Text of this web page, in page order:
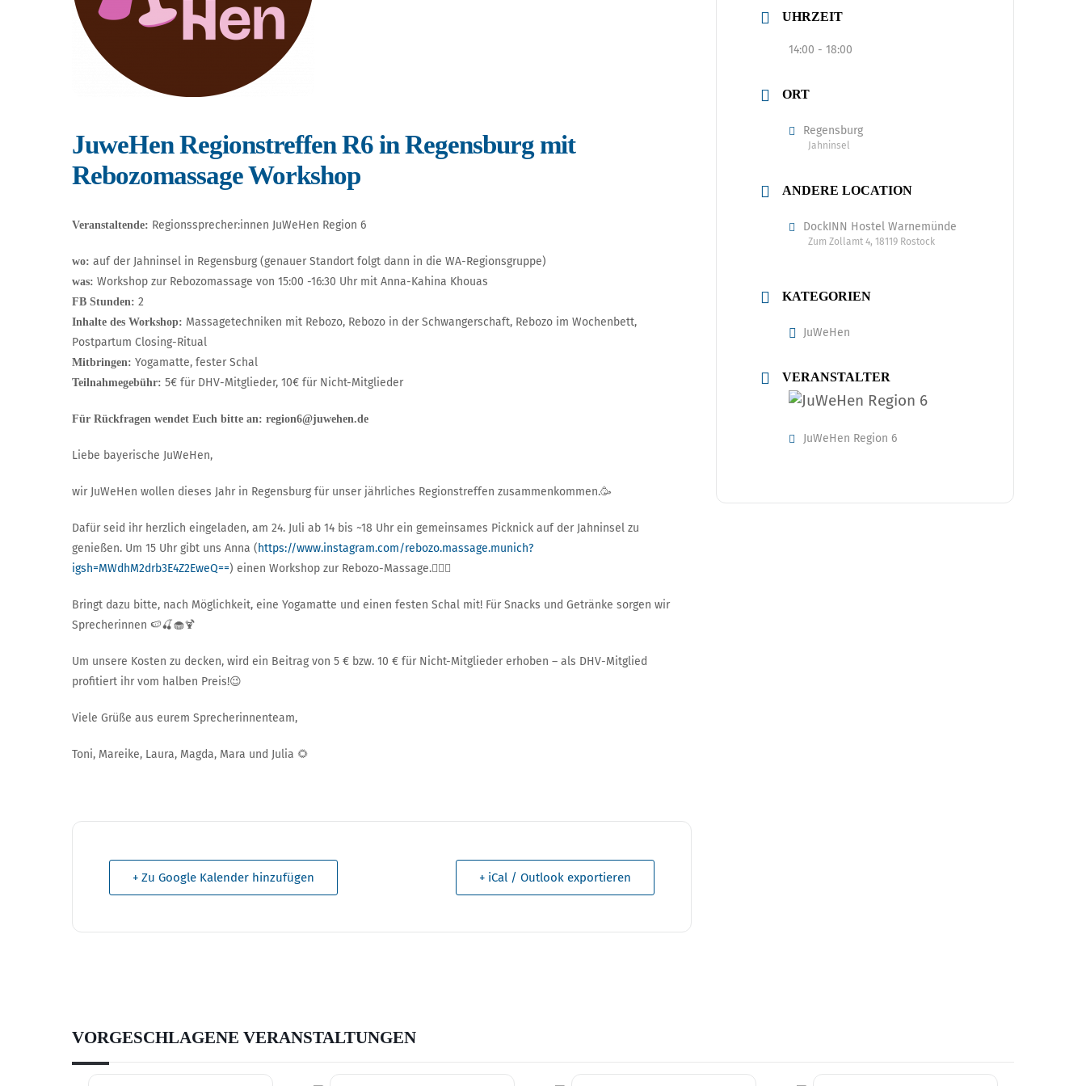
JuweHen Regionstreffen R6 in Regensburg mit
Rebozomassage Workshop
Veranstaltende: Regionssprecher:innen JuWeHen Region 6
wo: auf der Jahninsel in Regensburg (genauer Standort folgt dann in die WA-Regionsgruppe)
was: Workshop zur Rebozomassage von 15:00 -16:30 Uhr mit Anna-Kahina Khouas
FB Stunden: 2
Inhalte des Workshop: Massagetechniken mit Rebozo, Rebozo in der Schwangerschaft, Rebozo im Wochenbett,
Postpartum Closing-Ritual
Mitbringen: Yogamatte, fester Schal
Teilnahmegebühr: 5€ für DHV-Mitglieder, 10€ für Nicht-Mitglieder
Für Rückfragen wendet Euch bitte an: region6@juwehen.de
Liebe bayerische JuWeHen,
wir JuWeHen wollen dieses Jahr in Regensburg für unser jährliches Regionstreffen zusammenkommen.🥳
Dafür seid ihr herzlich eingeladen, am 24. Juli ab 14 bis ~18 Uhr ein gemeinsames Picknick auf der Jahninsel zu
genießen. Um 15 Uhr gibt uns Anna (https://www.instagram.com/rebozo.massage.munich?
igsh=MWdhM2drb3E4Z2EweQ==) einen Workshop zur Rebozo-Massage.💆🏽‍♀️
Bringt dazu bitte, nach Möglichkeit, eine Yogamatte und einen festen Schal mit! Für Snacks und Getränke sorgen wir
Sprecherinnen 🍉🍒🧁🍹
Um unsere Kosten zu decken, wird ein Beitrag von 5 € bzw. 10 € für Nicht-Mitglieder erhoben – als DHV-Mitglied
profitiert ihr vom halben Preis!😉
Viele Grüße aus eurem Sprecherinnenteam,
Toni, Mareike, Laura, Magda, Mara und Julia 🌻
+ Zu Google Kalender hinzufügen + iCal / Outlook exportieren
UHRZEIT
14:00 - 18:00
ORT
Regensburg
Jahninsel
ANDERE LOCATION
DockINN Hostel Warnemünde
Zum Zollamt 4, 18119 Rostock
KATEGORIEN
JuWeHen
VERANSTALTER
JuWeHen Region 6
VORGESCHLAGENE VERANSTALTUNGEN